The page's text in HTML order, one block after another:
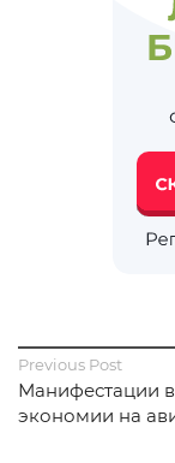
Previous Post
Манифестации
экономии на